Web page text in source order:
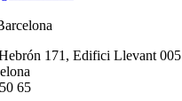
171, Edifici Llevant 005
65